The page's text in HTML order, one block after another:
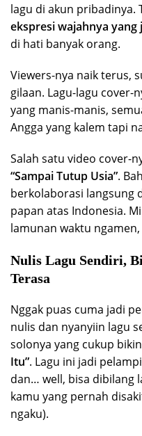
lagu di akun pribadinya.
ekspresi wajahnya
di hati banyak orang.
Viewers-nya naik terus,
gilaan. Lagu-lagu cover-
yang manis-manis,
Angga yang kalem tapi
Salah satu video cover-
“Sampai Tutup Usia”.
berkolaborasi langsung
papan atas Indonesia.
lamunan waktu
Nulis Lagu Sendiri,
Terasa
Nggak puas cuma jadi
nulis dan nyanyiin lagu
solonya yang cukup
Itu”. Lagu ini jadi
dan… well, bisa dibilang
kamu yang pernah
ngaku).